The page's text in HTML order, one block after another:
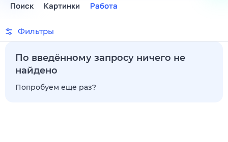
Поиск Картинки Работа
Фильтры
По введённому запросу ничего не
найдено
Попробуем еще раз?